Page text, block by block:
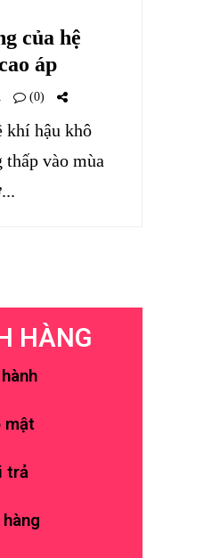
của hệ
áp
(0)
khí hậu khô
thấp vào mùa
HÀNG
mật
trả